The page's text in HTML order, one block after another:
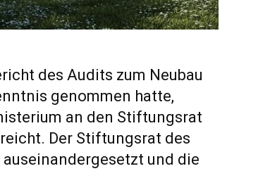
des Audits zum Neubau
genommen hatte,
an den Stiftungsrat
Der Stiftungsrat des
und die